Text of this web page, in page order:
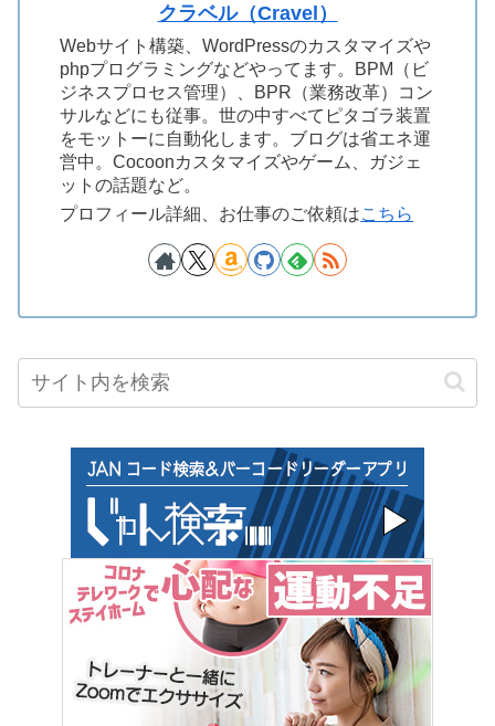
クラベル（Cravel）
Webサイト構築、WordPressのカスタマイズや
phpプログラミングなどやってます。BPM（ビ
ジネスプロセス管理）、BPR（業務改革）コン
サルなどにも従事。世の中すべてピタゴラ装置
をモットーに自動化します。ブログは省エネ運
営中。Cocoonカスタマイズやゲーム、ガジェ
ットの話題など。
プロフィール詳細、お仕事のご依頼は こちら